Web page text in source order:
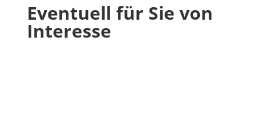
Eventuell für Sie von
Interesse